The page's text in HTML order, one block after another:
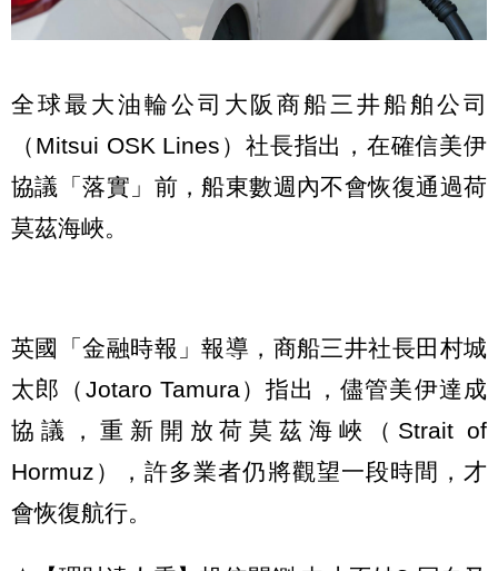
全球最大油輪公司大阪商船三井船舶公司
（Mitsui OSK Lines）社長指出，在確信美伊
協議「落實」前，船東數週內不會恢復通過荷
莫茲海峽。
英國「金融時報」報導，商船三井社長田村城
太郎（Jotaro Tamura）指出，儘管美伊達成
協議，重新開放荷莫茲海峽（Strait of
Hormuz），許多業者仍將觀望一段時間，才
會恢復航行。